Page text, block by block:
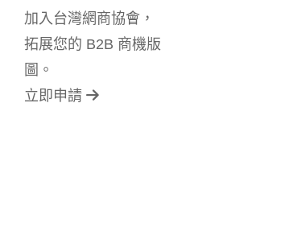
加入台灣網商協會，
拓展您的 B2B 商機版
圖。
立即申請